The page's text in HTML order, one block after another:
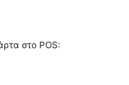
στο POS: